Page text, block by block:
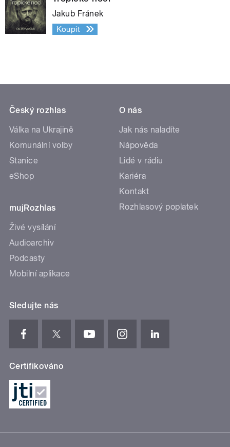
Jakub Fránek
Koupit
Český rozhlas
Válka na Ukrajině
Komunální volby
Stanice
eShop
mujRozhlas
Živé vysílání
Audioarchiv
Podcasty
Mobilní aplikace
O nás
Jak nás naladíte
Nápověda
Lidé v rádiu
Kariéra
Kontakt
Rozhlasový poplatek
Sledujte nás
Certifikováno